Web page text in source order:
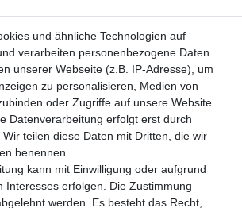
info@zooheld.de
und ähnliche Technologien auf
verarbeiten personenbezogene Daten
unserer Webseite (z.B. IP-Adresse), um
zu personalisieren, Medien von
oder Zugriffe auf unsere Website
Datenverarbeitung erfolgt erst durch
teilen diese Daten mit Dritten, die wir
benennen.
kann mit Einwilligung oder aufgrund
Interesses erfolgen. Die Zustimmung
werden. Es besteht das Recht,
und ähnliche Technologien auf
verarbeiten personenbezogene Daten
unserer Webseite (z.B. IP-Adresse), um
zu personalisieren, Medien von
oder Zugriffe auf unsere Website
Datenverarbeitung erfolgt erst durch
teilen diese Daten mit Dritten, die wir
benennen.
kann mit Einwilligung oder aufgrund
Interesses erfolgen. Die Zustimmung
werden. Es besteht das Recht,